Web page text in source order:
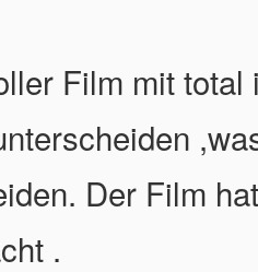
Film mit
Der Film
.